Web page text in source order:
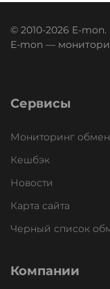
© 2010-2026 E-
E-mon —
Сервисы
Мониторинг
Кешбэк
Новости
Карта сайта
Черный список
Компании